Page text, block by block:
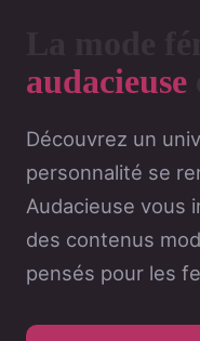
audacieuse
Découvrez un
personnalité se
Audacieuse vous
des contenus
pensés pour les